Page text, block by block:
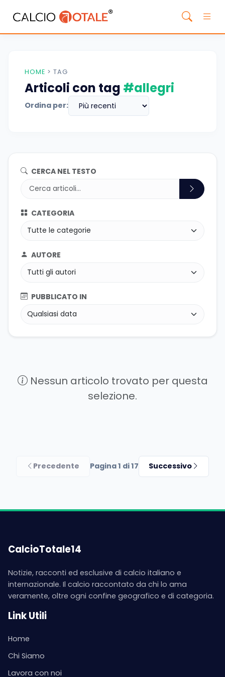
HOME > TAG
Articoli con tag #allegri
Ordina per:
CERCA NEL TESTO
CATEGORIA
AUTORE
PUBBLICATO IN
Nessun articolo trovato per questa
selezione.
Precedente Pagina 1 di 17 Successivo
CalcioTotale14
Notizie, racconti ed esclusive di calcio italiano e
internazionale. Il calcio raccontato da chi lo ama
veramente, oltre ogni confine geografico e di categoria.
Link Utili
Home
Chi Siamo
Lavora con noi